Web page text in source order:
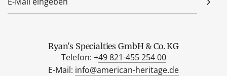
Ryan's Specialties GmbH & Co. KG
Telefon: +49 821-455 254 00
E-Mail: info@american-heritage.de